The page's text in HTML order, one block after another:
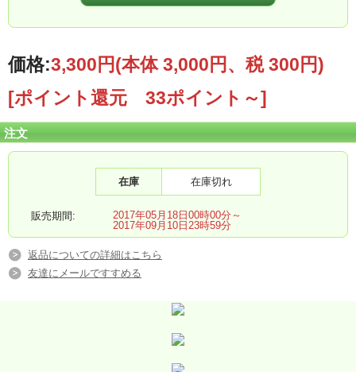
誕生日や記念日などのプレゼントに最適です♪
価格:3,300円(本体 3,000円、税 300円)
[ポイント還元 33ポイント～]
注文
在庫 在庫切れ
販売期間:
2017年05月18日00時00分～
2017年09月10日23時59分
返品についての詳細はこちら
友達にメールですすめる